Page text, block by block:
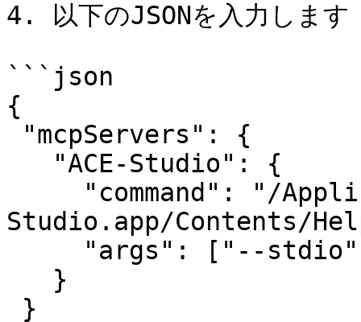
4. 以下のJSONを入力します
```json
{
Studio.app/Contents/